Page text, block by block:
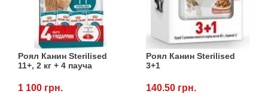
Роял Канин Sterilised
11+, 2 кг + 4 пауча
1 100 грн.
Роял Канин Sterilised
3+1
140.50 грн.